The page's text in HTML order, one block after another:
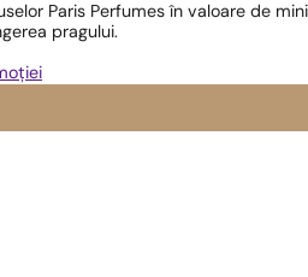
Paris Perfumes în valoare de
pragului.